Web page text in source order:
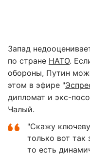
Запад
по стране НАТО.
обороны, Путин
этом в эфире "
дипломат и экс-
Чалый.
"Скажу
только вот так
то есть